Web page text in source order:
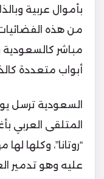
بأموال عربية
من هذه
مباشر
أبواب متعددة
السعودية ترسل
المتلقى العربي
“روتانا”، وكلها
عليه وهو تدمير